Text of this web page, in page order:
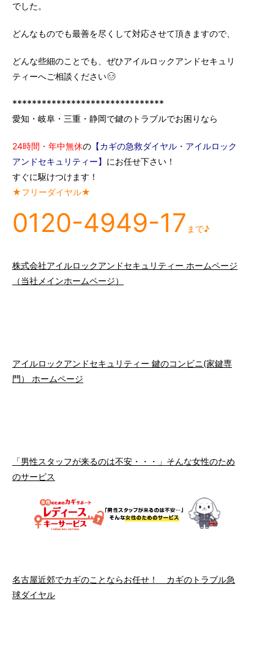
でした。
どんなものでも最善を尽くして対応させて頂きますので、
どんな些細のことでも、ぜひアイルロックアンドセキュリ
ティーへご相談ください
*******************************
愛知・岐阜・三重・静岡で鍵のトラブルでお困りなら
24時間・年中無休の 【カギの急救ダイヤル・アイルロック
アンドセキュリティー】 にお任せ下さい！
すぐに駆けつけます！
★フリーダイヤル★
0120-4949-17 まで♪
株式会社アイルロックアンドセキュリティー ホームページ
（当社メインホームページ）
アイルロックアンドセキュリティー 鍵のコンビニ(家鍵専
門） ホームページ
「男性スタッフが来るのは不安・・・」そんな女性のため
のサービス
名古屋近郊でカギのことならお任せ！ カギのトラブル急
球ダイヤル